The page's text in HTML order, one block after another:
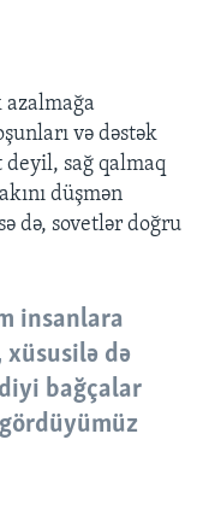
azalmağa
və dəstək
sağ qalmaq
düşmən
də, sovetlər doğru
insanlara
xüsusilə də
bağçalar